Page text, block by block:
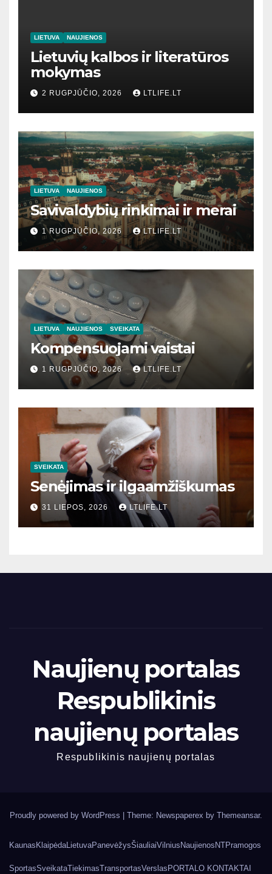
LIETUVA NAUJIENOS
Lietuvių kalbos ir literatūros
mokymas
2 RUGPJŪČIO, 2026 LTLIFE.LT
LIETUVA NAUJIENOS
Savivaldybių rinkimai ir merai
1 RUGPJŪČIO, 2026 LTLIFE.LT
LIETUVA NAUJIENOS SVEIKATA
Kompensuojami vaistai
1 RUGPJŪČIO, 2026 LTLIFE.LT
SVEIKATA
Senėjimas ir ilgaamžiškumas
31 LIEPOS, 2026 LTLIFE.LT
Naujienų portalas
Respublikinis
naujienų portalas
Respublikinis naujienų portalas
Proudly powered by WordPress Theme: Newspaperex by Themeansar.
KaunasKlaipėdaLietuvaPanevėžysŠiauliaiVilniusNaujienosNTPramogos
SportasSveikataTiekimasTransportasVerslas PORTALO KONTAKTAI